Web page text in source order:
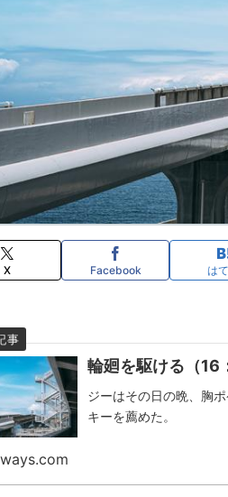
X Facebook は
輪廻を駆ける（16
ジーはその日の晩、胸
キーを薦めた。